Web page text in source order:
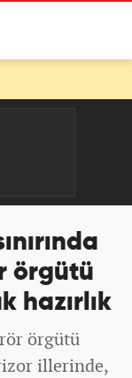
örgütü
hazırlık
örgütü
illerinde,